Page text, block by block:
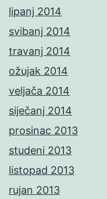
lipanj 2014
svibanj 2014
travanj 2014
ožujak 2014
veljača 2014
siječanj 2014
prosinac 2013
studeni 2013
listopad 2013
rujan 2013